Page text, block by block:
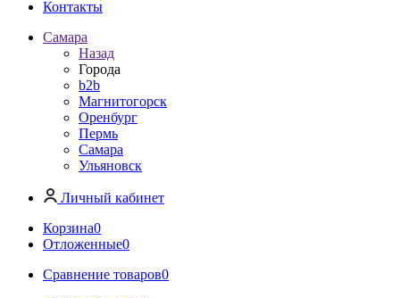
Контакты
Самара
Назад
Города
b2b
Магнитогорск
Оренбург
Пермь
Самара
Ульяновск
Личный кабинет
Корзина0
Отложенные0
Сравнение товаров0